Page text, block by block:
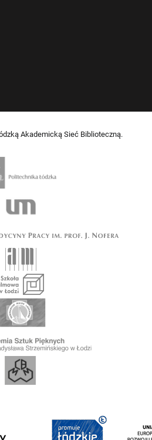
Akademicką Sieć Biblioteczną.